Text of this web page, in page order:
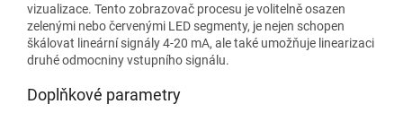
vizualizace. Tento zobrazovač procesu je volitelně osazen
zelenými nebo červenými LED segmenty, je nejen schopen
škálovat lineární signály 4-20 mA, ale také umožňuje linearizaci
druhé odmocniny vstupního signálu.
Doplňkové parametry